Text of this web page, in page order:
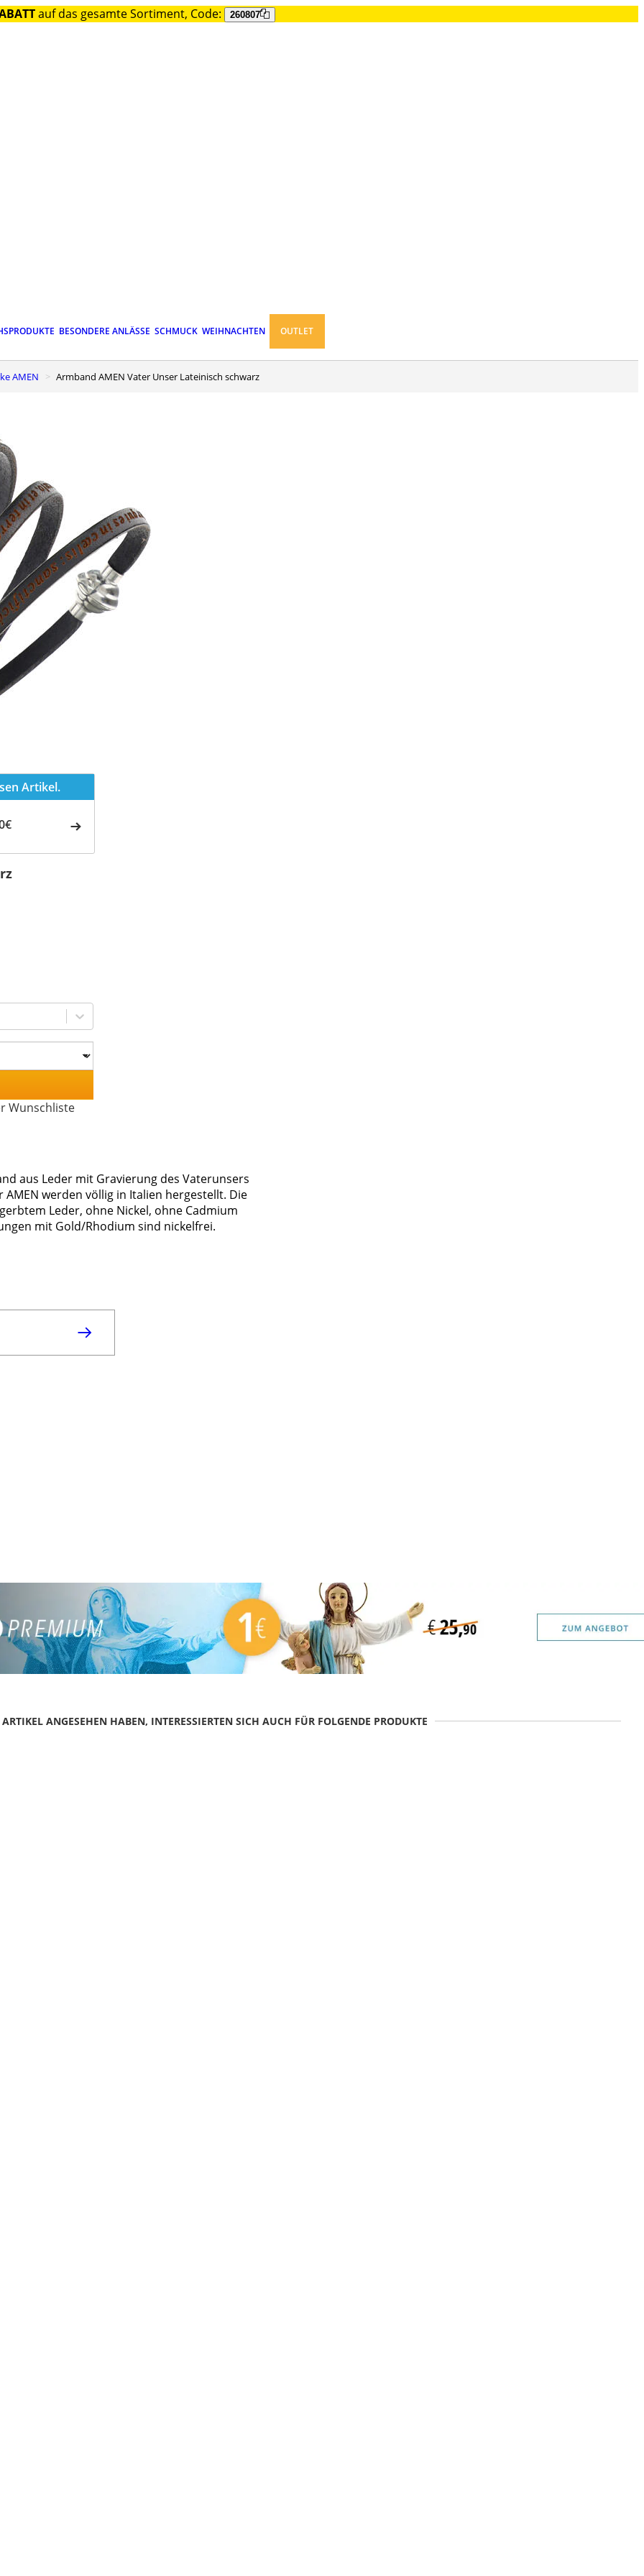
auf das gesamte Sortiment, Code: 260807
BESONDERE ANLÄSSE SCHMUCK WEIHNACHTEN OUTLET
AMEN Armband AMEN Vater Unser Lateinisch schwarz
Artikel.
Wunschliste
aus Leder mit Gravierung des Vaterunsers
werden völlig in Italien hergestellt. Die
Leder, ohne Nickel, ohne Cadmium
mit Gold/Rhodium sind nickelfrei.
ANGESEHEN HABEN, INTERESSIERTEN SICH AUCH FÜR FOLGENDE PRODUKTE